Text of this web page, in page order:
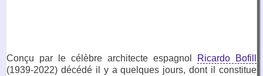
Conçu par le célèbre architecte espagnol
Ricardo Bofill
(1939-2022) décédé il y a quelques jours, dont il constitue